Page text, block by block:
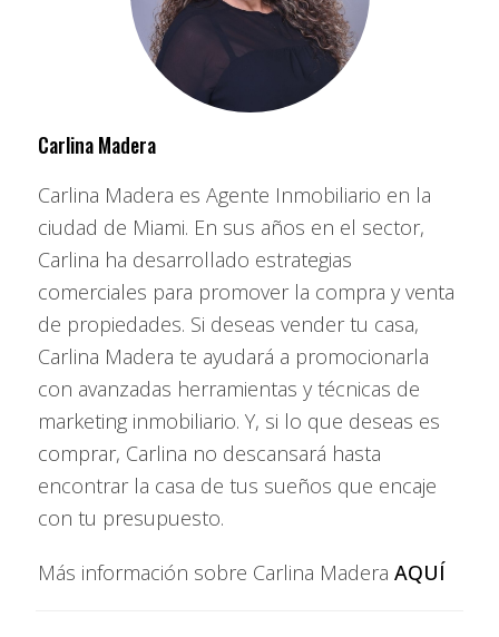
Nuevos edificios corporativos.
Mejoras en carreteras y transporte.
Más escuelas, hospitales y parques.
Incremento en proyectos de lujo y master-planned
communities.
El resultado: zonas que antes eran residenciales o de baja
densidad ahora se están transformando en
corredores
vibrantes con alta plusvalía
El impacto directo en los precios y la oferta
Donde llegan las empresas, sube la demanda de vivienda. En
muchos mercados de Florida ya se observan:
Aumento de precios en vecindarios cercanos a nuevos hubs
Carlina Madera
Carlina Madera es Agente Inmobiliario en la
ciudad de Miami. En sus años en el sector,
Carlina ha desarrollado estrategias
comerciales para promover la compra y venta
de propiedades. Si deseas vender tu casa,
Carlina Madera te ayudará a promocionarla
con avanzadas herramientas y técnicas de
marketing inmobiliario. Y, si lo que deseas es
comprar, Carlina no descansará hasta
encontrar la casa de tus sueños que encaje
con tu presupuesto.
Más información sobre Carlina Madera AQUÍ